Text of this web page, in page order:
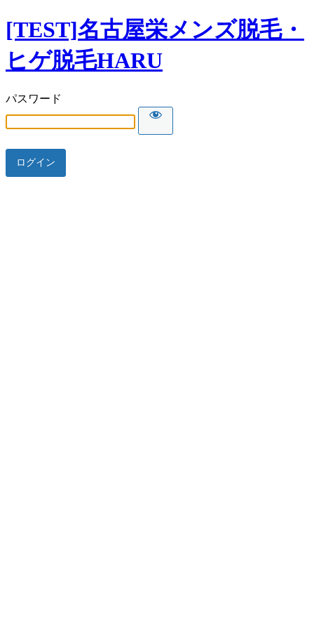
[TEST]名古屋栄メンズ脱毛・
ヒゲ脱毛HARU
パスワード